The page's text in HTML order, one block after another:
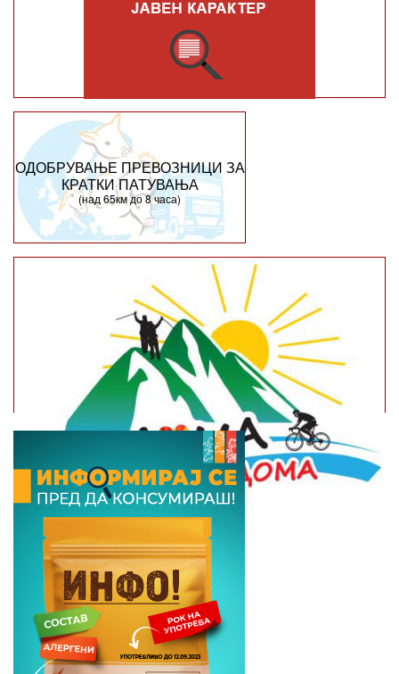
ОДОБРУВАЊЕ ПРЕВОЗНИЦИ ЗА
КРАТКИ ПАТУВАЊА
(над 65км до 8 часа)